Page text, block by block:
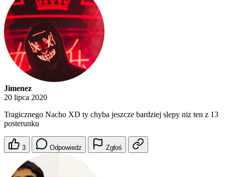
Jimenez
20 lipca 2020
Tragicznego Nacho XD ty chyba jeszcze bardziej slepy niz ten z 13
posterunku
3 Odpowiedz Zgłoś